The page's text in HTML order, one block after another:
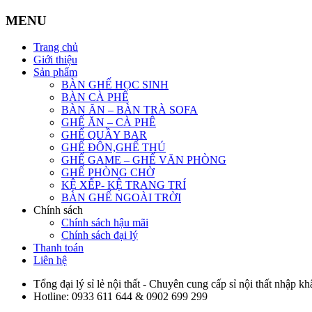
MENU
Trang chủ
Giới thiệu
Sản phẩm
BÀN GHẾ HỌC SINH
BÀN CÀ PHÊ
BÀN ĂN – BÀN TRÀ SOFA
GHẾ ĂN – CÀ PHÊ
GHẾ QUẦY BAR
GHẾ ĐÔN,GHẾ THÚ
GHẾ GAME – GHẾ VĂN PHÒNG
GHẾ PHÒNG CHỜ
KỆ XẾP- KỆ TRANG TRÍ
BÀN GHẾ NGOÀI TRỜI
Chính sách
Chính sách hậu mãi
Chính sách đại lý
Thanh toán
Liên hệ
Tổng đại lý sỉ lẻ nội thất - Chuyên cung cấp sỉ nội thất nhập
Hotline: 0933 611 644 & 0902 699 299